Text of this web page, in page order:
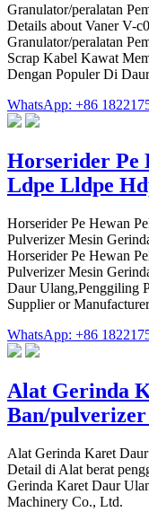
Granulator/peralatan
Details about Vaner V-
Granulator/peralatan
Scrap Kabel Kawat
Dengan Populer Di
WhatsApp: +86
Horserider Pe
Ldpe Lldpe
Horserider Pe Hewan
Pulverizer Mesin
Horserider Pe Hewan
Pulverizer Mesin
Daur Ulang,Penggiling
Supplier or
WhatsApp: +86
Alat Gerinda
Ban/
Alat Gerinda Karet
Detail di Alat berat
Gerinda Karet Daur
Machinery Co., Ltd.